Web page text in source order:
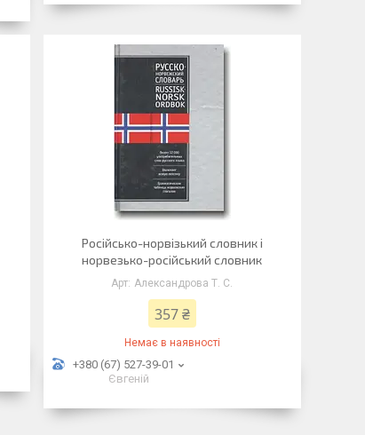
Російсько-норвізький словник і
норвезько-російський словник
Александрова Т. С.
357 ₴
Немає в наявності
+380 (67) 527-39-01
Євгеній